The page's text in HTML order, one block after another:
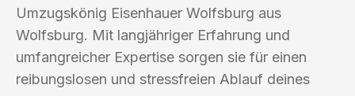
Umzugskönig Eisenhauer Wolfsburg aus
Wolfsburg. Mit langjähriger Erfahrung und
umfangreicher Expertise sorgen sie für einen
reibungslosen und stressfreien Ablauf deines